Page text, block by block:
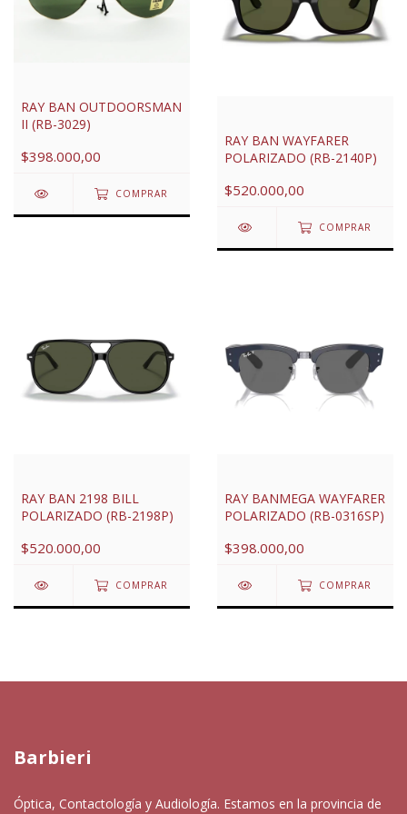
RAY BAN OUTDOORSMAN
II (RB-3029)
$398.000,00
COMPRAR
RAY BAN WAYFARER
POLARIZADO (RB-2140P)
$520.000,00
COMPRAR
RAY BAN 2198 BILL
POLARIZADO (RB-2198P)
$520.000,00
COMPRAR
RAY BANMEGA WAYFARER
POLARIZADO (RB-0316SP)
$398.000,00
COMPRAR
Barbieri
Óptica, Contactología y Audiología. Estamos en la provincia de